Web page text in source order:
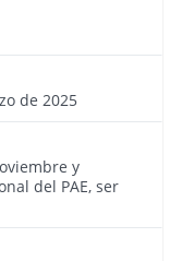
de 2025
y
del PAE, ser